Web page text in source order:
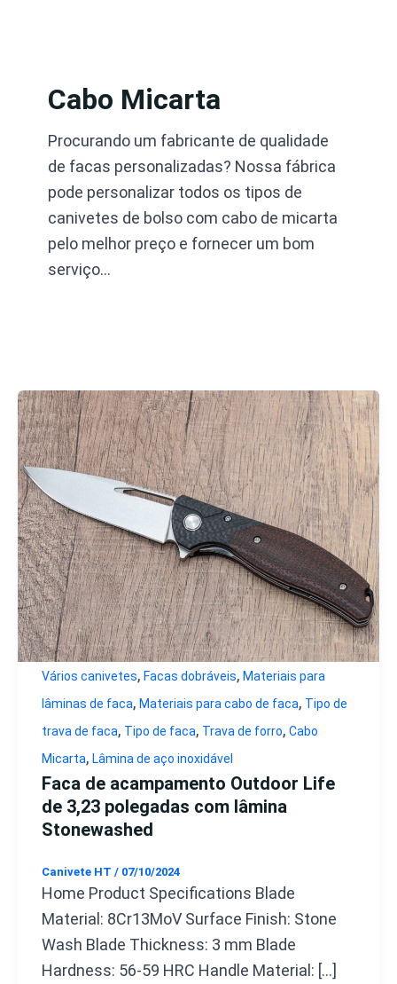
conteúdoCabo Micarta
Procurando um fabricante de qualidade
de facas personalizadas? Nossa fábrica
pode personalizar todos os tipos de
canivetes de bolso com cabo de micarta
pelo melhor preço e fornecer um bom
serviço…
Vários canivetes, Facas dobráveis, Materiais para
lâminas de faca, Materiais para cabo de faca, Tipo de
trava de faca, Tipo de faca, Trava de forro, Cabo
Micarta, Lâmina de aço inoxidável
Faca de acampamento Outdoor Life
de 3,23 polegadas com lâmina
Stonewashed
Canivete HT / 07/10/2024
Home Product Specifications Blade
Material: 8Cr13MoV Surface Finish: Stone
Wash Blade Thickness: 3 mm Blade
Hardness: 56-59 HRC Handle Material: […]